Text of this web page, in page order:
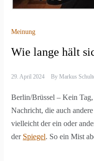
Meinung
Wie lange hält
29. April 2024 By Markus
Berlin/Brüssel – Kein
Nachricht, die auch
vielleicht der ein oder
der Spiegel. So ein Mist